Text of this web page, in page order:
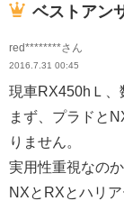
ベストアン
red********さん
2016.7.31 00:45
現車RX450hＬ、
まず、プラドと
りません。
実用性重視なの
NXとRXとハリ